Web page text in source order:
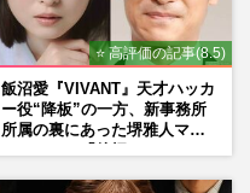
⭐ 高評価の記事(8.5)
飯沼愛『VIVANT』天才ハッカ
ー役“降板”の一方、新事務所
所属の裏にあった堺雅人マネ